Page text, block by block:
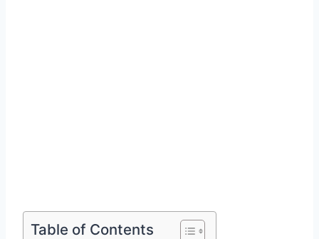
Table of Contents